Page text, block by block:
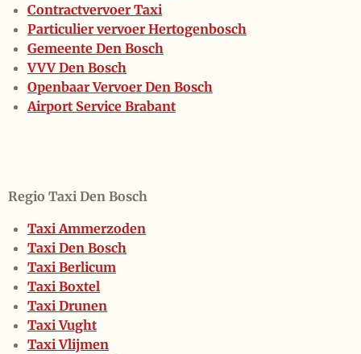
Contractvervoer Taxi
Particulier vervoer Hertogenbosch
Gemeente Den Bosch
VVV Den Bosch
Openbaar Vervoer Den Bosch
Airport Service Brabant
Regio Taxi Den Bosch
Taxi Ammerzoden
Taxi Den Bosch
Taxi Berlicum
Taxi Boxtel
Taxi Drunen
Taxi Vught
Taxi Vlijmen